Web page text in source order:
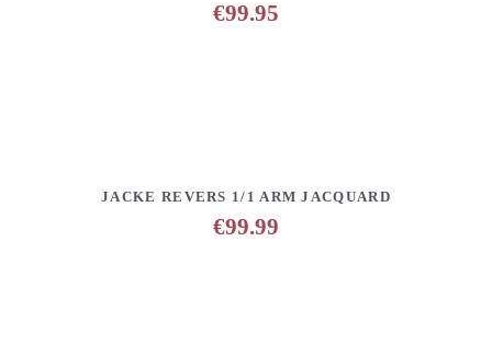
€99.95
DETAILS ANFRAGE HINZUFÜGEN
JACKE REVERS 1/1 ARM JACQUARD
€99.99